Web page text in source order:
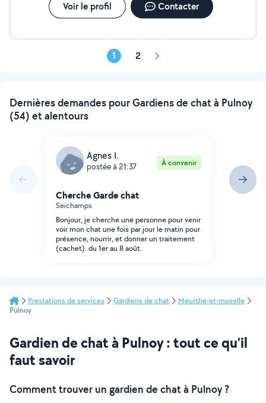
Voir le profil Contacter
1 2 Page
Dernières demandes pour Gardiens de chat à Pulnoy
(54) et alentours
Agnes I.
postée à 21:37 À convenir
Cherche Garde chat
Seichamps
Bonjour, je cherche une personne pour venir
voir mon chat une fois par jour le matin pour
présence, nourrir, et donner un traitement
(cachet). du 1er au 8 août.
Prestations de services Gardiens de chat
Meurthe-et-moselle
Pulnoy
Gardien de chat à Pulnoy : tout ce qu’il
faut savoir
Comment trouver un gardien de chat à Pulnoy ?